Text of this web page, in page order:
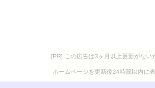
[PR] この広告は3ヶ月以上更新がない
ホームページを更新後24時間以内に